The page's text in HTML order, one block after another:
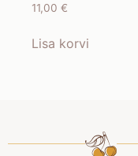
11,00 €
Lisa korvi